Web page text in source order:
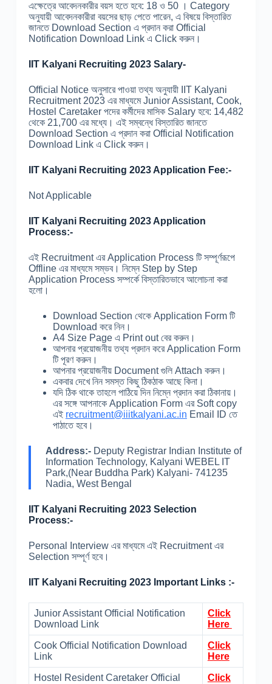
এক্ষেত্রে আবেদনকারীর বয়স হতে হবে: 18 ও 50 । Category
অনুযায়ী আবেদনকারীরা বয়সের ছাড় পেতে পারেন, এ বিষয়ে বিস্তারিত
জানতে Download Section এ প্রদান করা Official
Notification Download Link এ Click করুন।
IIT Kalyani Recruiting 2023 Salary-
Official Notice অনুসারে পাওয়া তথ্য অনুযায়ী IIT Kalyani
Recruitment 2023 এর মাধ্যমে Junior Assistant, Cook,
Hostel Caretaker পদের কর্মীদের মাসিক Salary হবে: 14,482
থেকে 21,700 এর মধ্যে। এই সম্বন্ধে বিস্তারিত জানতে
Download Section এ প্রদান করা Official Notification
Download Link এ Click করুন।
IIT Kalyani Recruiting 2023 Application Fee:-
Not Applicable
IIT Kalyani Recruiting 2023 Application
Process:-
এই Recruitment এর Application Process টি সম্পূর্ণরূপে
Offline এর মাধ্যমে সম্ভব। নিম্নে Step by Step
Application Process সম্পর্কে বিস্তারিতভাবে আলোচনা করা
হলো।
Download Section থেকে Application Form টি
Download করে নিন।
A4 Size Page এ Print out বের করুন।
আপনার প্রয়োজনীয় তথ্য প্রদান করে Application Form
টি পূরণ করুন।
আপনার প্রয়োজনীয় Document গুলি Attach করুন।
একবার দেখে নিন সমস্ত কিছু ঠিকঠাক আছে কিনা।
যদি ঠিক থাকে তাহলে পাঠিয়ে দিন নিম্নে প্রদান করা ঠিকানায়।
এর সঙ্গে আপনাকে Application Form এর Soft copy
এই recruitment@iiitkalyani.ac.in Email ID তে
পাঠাতে হবে।
Address:-Deputy Registrar Indian Institute of
Information Technology, Kalyani WEBEL IT
Park,(Near Buddha Park) Kalyani- 741235
Nadia, West Bengal
IIT Kalyani Recruiting 2023 Selection
Process:-
Personal Interview এর মাধ্যমে এই Recruitment এর
Selection সম্পূর্ণ হবে।
IIT Kalyani Recruiting 2023 Important Links :-
Junior Assistant Official Notification
Download Link
Click
Here
Cook Official Notification Download
Link
Click
Here
Hostel Resident Caretaker Official
Click